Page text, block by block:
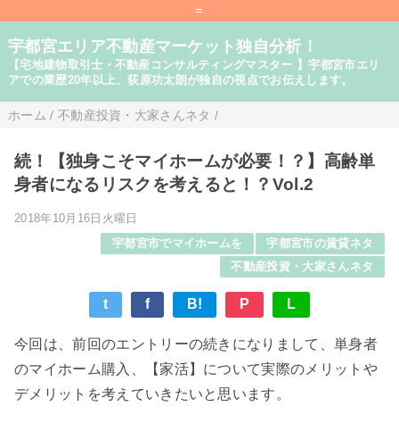
=
宇都宮エリア不動産マーケット独自分析！
【宅地建物取引士・不動産コンサルティングマスター 】宇都宮市エリ
アでの業歴20年以上、荻原功太朗が独自の視点でお伝えします。
ホーム / 不動産投資・大家さんネタ /
続！【独身こそマイホームが必要！？】高齢単
身者になるリスクを考えると！？Vol.2
2018年10月16日火曜日
宇都宮市でマイホームを
宇都宮市の賃貸ネタ
不動産投資・大家さんネタ
t f B! P L
今回は、前回のエントリーの続きになりまして、単身者
のマイホーム購入、【家活】について実際のメリットや
デメリットを考えていきたいと思います。